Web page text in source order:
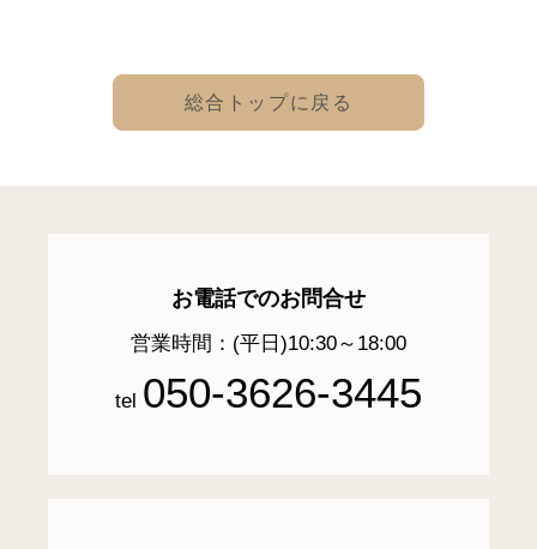
総合トップに戻る
お電話でのお問合せ
営業時間：(平日)10:30～18:00
tel 050-3626-3445